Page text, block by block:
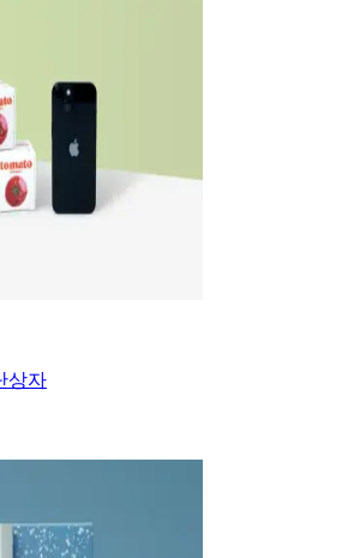
상자